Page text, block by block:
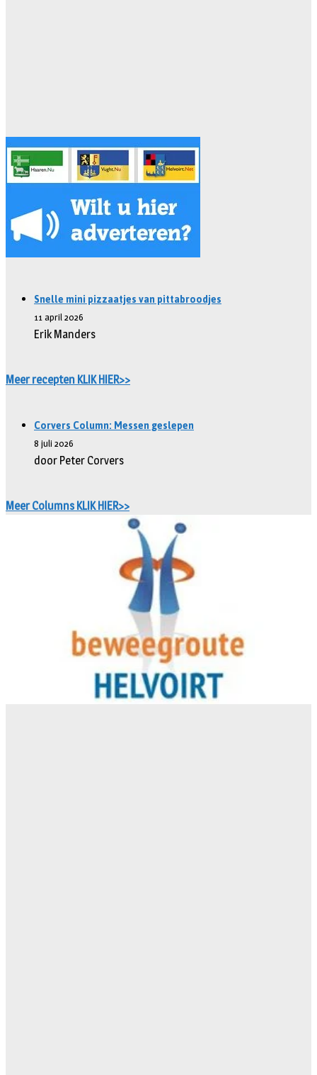
Snelle mini pizzaatjes van pittabroodjes
11 april 2026
Erik Manders
Meer recepten KLIK HIER>>
Corvers Column: Messen geslepen
8 juli 2026
door Peter Corvers
Meer Columns KLIK HIER>>